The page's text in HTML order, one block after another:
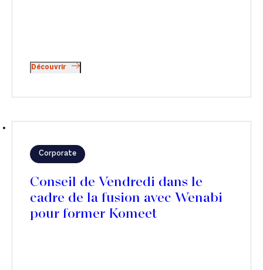
Découvrir
Corporate
Conseil de Vendredi dans le
cadre de la fusion avec Wenabi
pour former Komeet